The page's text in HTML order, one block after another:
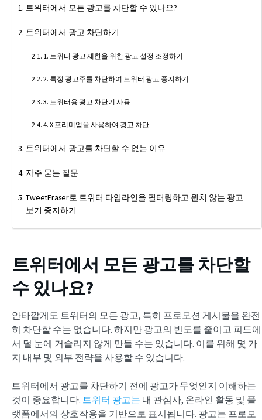
트위터에서 모든 광고를 차단할 수 있나요?
트위터에서 광고 차단하기
1. 트위터 광고 제한을 위한 광고 설정 조정하기
2. 특정 광고주를 차단하여 트위터 광고 중지하기
3. 트위터용 광고 차단기 사용
4. X 프리미엄을 사용하여 광고 차단
트위터에서 광고를 차단할 수 없는 이유
자주 묻는 질문
TweetEraser로 트위터 타임라인을 필터링하고 원치 않는 광고
보기 중지하기
트위터에서 모든 광고를 차단할
수 있나요?
안타깝게도 트위터의 모든 광고, 특히 프로모션 게시물을 완전
히 차단할 수는 없습니다. 하지만 광고의 빈도를 줄이고 피드에
서 덜 눈에 거슬리지 않게 만들 수는 있습니다. 이를 위해 몇 가
지 내부 및 외부 전략을 사용할 수 있습니다.
트위터에서 광고를 차단하기 전에 광고가 무엇인지 이해하는
것이 중요합니다. 트위터 광고는 내 관심사, 온라인 활동 및 플
랫폼에서의 상호작용을 기반으로 표시됩니다. 광고는 프로모